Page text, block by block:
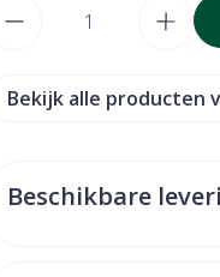
Bekijk alle producten
Beschikbare